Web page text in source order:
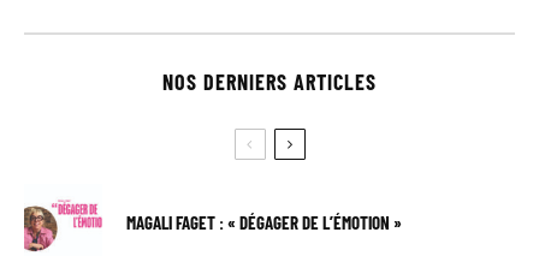
NOS DERNIERS ARTICLES
MAGALI FAGET : « DÉGAGER DE L’ÉMOTION »